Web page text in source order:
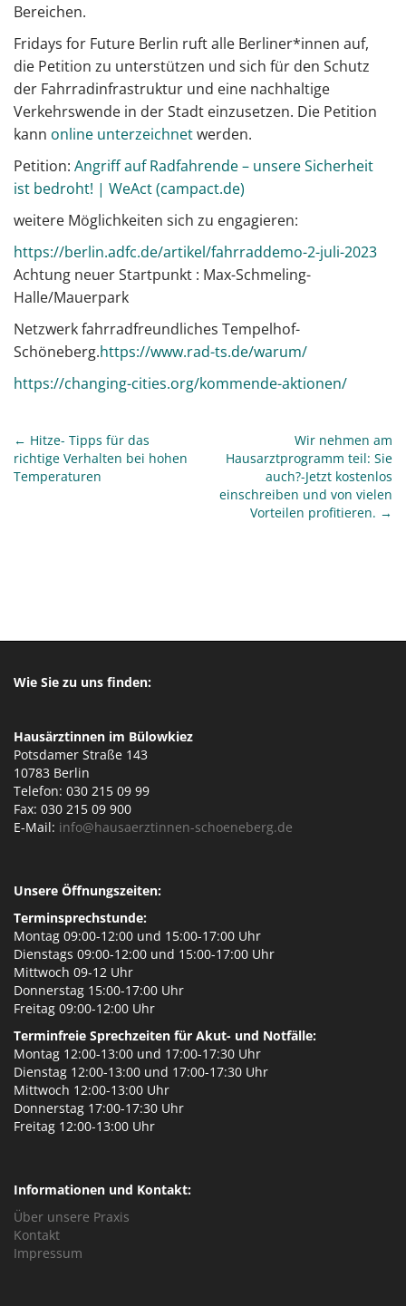
Bereichen.
Fridays for Future Berlin ruft alle Berliner*innen auf,
die Petition zu unterstützen und sich für den Schutz
der Fahrradinfrastruktur und eine nachhaltige
Verkehrswende in der Stadt einzusetzen. Die Petition
kann online unterzeichnetwerden.
Petition: Angriff auf Radfahrende – unsere Sicherheit
ist bedroht! | WeAct (campact.de)
weitere Möglichkeiten sich zu engagieren:
https://berlin.adfc.de/artikel/fahrraddemo-2-juli-2023
Achtung neuer Startpunkt : Max-Schmeling-
Halle/Mauerpark
Netzwerk fahrradfreundliches Tempelhof-
Schöneberg.https://www.rad-ts.de/warum/
https://changing-cities.org/kommende-aktionen/
P
o
s
t
n
← Hitze- Tipps für das
richtige Verhalten bei hohen
Temperaturen
Wir nehmen am
Hausarztprogramm teil: Sie
auch?-Jetzt kostenlos
einschreiben und von vielen
Vorteilen profitieren. →
Wie Sie zu uns finden:
Hausärztinnen im Bülowkiez
Potsdamer Straße 143
10783 Berlin
Telefon: 030 215 09 99
Fax: 030 215 09 900
E-Mail: info@hausaerztinnen-schoeneberg.de
Unsere Öffnungszeiten:
Terminsprechstunde:
Montag 09:00-12:00 und 15:00-17:00 Uhr
Dienstags 09:00-12:00 und 15:00-17:00 Uhr
Mittwoch 09-12 Uhr
Donnerstag 15:00-17:00 Uhr
Freitag 09:00-12:00 Uhr
Terminfreie Sprechzeiten für Akut- und Notfälle:
Montag 12:00-13:00 und 17:00-17:30 Uhr
Dienstag 12:00-13:00 und 17:00-17:30 Uhr
Mittwoch 12:00-13:00 Uhr
Donnerstag 17:00-17:30 Uhr
Freitag 12:00-13:00 Uhr
Informationen und Kontakt:
Über unsere Praxis
Kontakt
Impressum